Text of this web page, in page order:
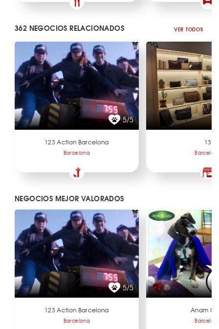
362 NEGOCIOS RELACIONADOS VER TODOS
5/5
123 Action Barcelona
Barcelona
13
NEGOCIOS MEJOR VALORADOS
5/5
123 Action Barcelona
Barcelona
Anam